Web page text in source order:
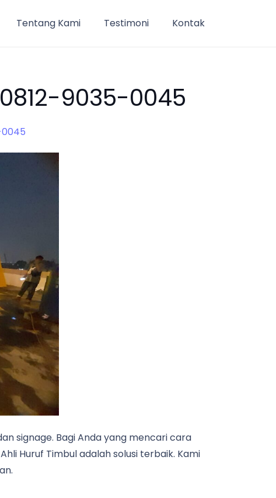
Tentang Kami Testimoni Kontak
9035-0045
signage. Bagi Anda yang mencari cara
Huruf Timbul adalah solusi terbaik. Kami